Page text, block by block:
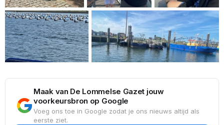
Maak van De Lommelse Gazet jouw
voorkeursbron op Google
Voeg ons toe in Google zodat je ons nieuws altijd als
eerste ziet.